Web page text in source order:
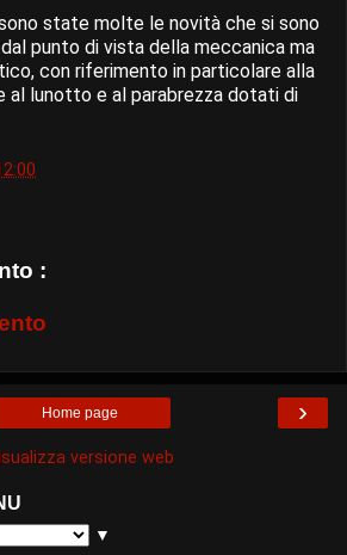
state molte le novità che si sono
punto di vista della meccanica ma
con riferimento in particolare alla
al lunotto e al parabrezza dotati di
:
›
Home page
versione web
▼